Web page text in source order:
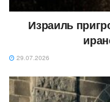
Израиль
29.07.2026